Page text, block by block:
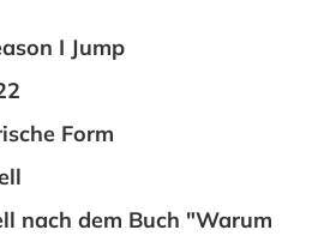
I Jump
Form
nach dem Buch "Warum